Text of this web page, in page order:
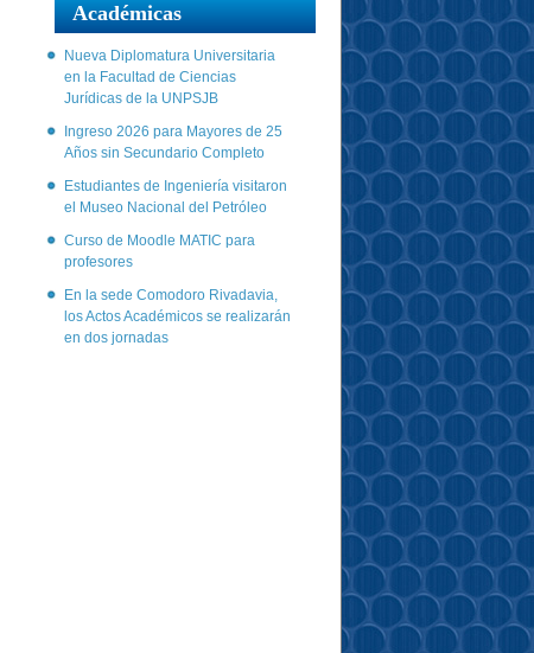
Académicas
Nueva Diplomatura Universitaria
en la Facultad de Ciencias
Jurídicas de la UNPSJB
Ingreso 2026 para Mayores de 25
Años sin Secundario Completo
Estudiantes de Ingeniería visitaron
el Museo Nacional del Petróleo
Curso de Moodle MATIC para
profesores
En la sede Comodoro Rivadavia,
los Actos Académicos se realizarán
en dos jornadas